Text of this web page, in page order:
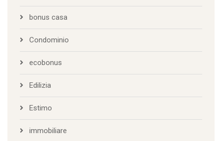
bonus casa
Condominio
ecobonus
Edilizia
Estimo
immobiliare